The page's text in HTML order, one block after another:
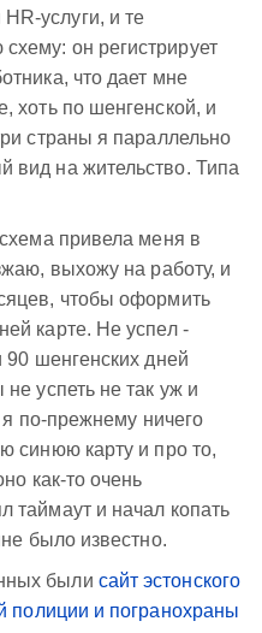
услуги, и те
он регистрирует
что дает мне
хоть по шенгенской, и
страны я параллельно
вид на жительство. Типа
привела меня в
выхожу на работу, и
чтобы оформить
карте. Не успел -
90 шенгенских дней
успеть не так уж и
я по-прежнему ничего
синюю карту и про то,
как-то очень
таймаут и начал копать
было известно.
были сайт эстонского
полиции и погранохраны